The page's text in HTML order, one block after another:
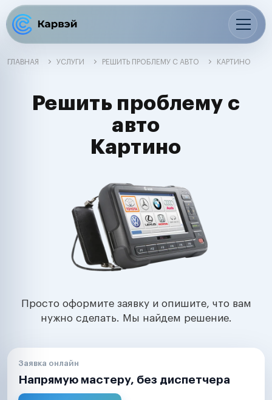
ГЛАВНАЯ УСЛУГИ РЕШИТЬ ПРОБЛЕМУ С АВТО КАРТИНО
Решить проблему с
авто
Картино
Просто оформите заявку и опишите, что вам
нужно сделать. Мы найдем решение.
Заявка онлайн
Напрямую мастеру, без диспетчера